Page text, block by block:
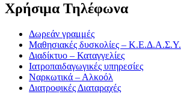
Χρήσιμα Τηλέφωνα
Δωρεάν γραμμές
Μαθησιακές δυσκολίες – Κ.Ε.Δ.Α.Σ.Υ.
Διαδίκτυο – Καταγγελίες
Ιατροπαιδαγωγικές υπηρεσίες
Ναρκωτικά – Αλκοόλ
Διατροφικές Διαταραχές